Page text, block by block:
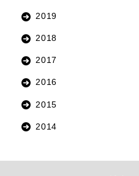
2019
2018
2017
2016
2015
2014